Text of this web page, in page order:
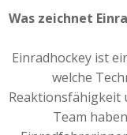
Was zeichnet
Einradhockey ist
welche
Reaktionsfähigkeit
Team